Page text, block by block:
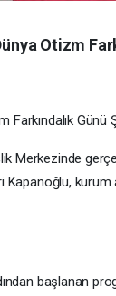
Otizm
Günü
Merkezinde
başlanan